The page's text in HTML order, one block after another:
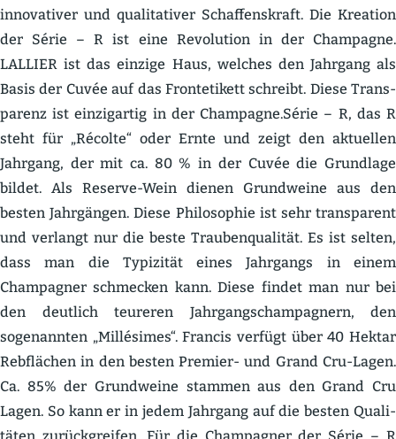
innova­tiver und quali­ta­tiver Schaf­fens­kraft. Die Kreation
der Série – R ist eine Revolution in der Champagne.
LALLIER ist das einzige Haus, welches den Jahrgang als
Basis der Cuvée auf das Fronte­tikett schreibt. Diese Trans­
parenz ist einzig­artig in der Champagne.Série – R, das R
steht für „Récolte“ oder Ernte und zeigt den aktuellen
Jahrgang, der mit ca. 80 % in der Cuvée die Grundlage
bildet. Als Reserve-Wein dienen Grund­weine aus den
besten Jahrgängen. Diese Philo­sophie ist sehr trans­parent
und verlangt nur die beste Trauben­qua­lität. Es ist selten,
dass man die Typizität eines Jahrgangs in einem
Champagner schmecken kann. Diese findet man nur bei
den deutlich teureren Jahrgangs­cham­pa­gnern, den
sogenannten „Millé­simes“. Francis verfügt über 40 Hektar
Rebflächen in den besten Premier- und Grand Cru-Lagen.
Ca. 85% der Grund­weine stammen aus den Grand Cru
Lagen. So kann er in jedem Jahrgang auf die besten Quali­